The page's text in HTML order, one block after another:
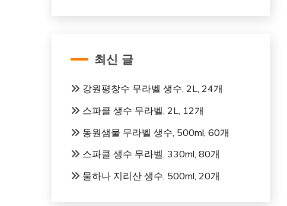
최신 글
강원평창수 무라벨 생수, 2L, 24개
스파클 생수 무라벨, 2L, 12개
동원샘물 무라벨 생수, 500ml, 60개
스파클 생수 무라벨, 330ml, 80개
물하나 지리산 생수, 500ml, 20개